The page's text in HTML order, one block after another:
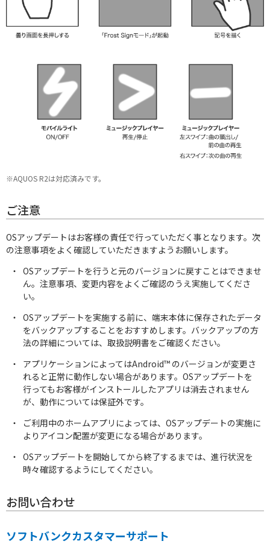
スマートフォンアクセサリー
※AQUOS R2は対応済みです。
ご注意
OSアップデートはお客様の責任で行っていただく事となります。次
の注意事項をよく確認していただきますようお願いします。
OSアップデートを行うと元のバージョンに戻すことはできませ
ん。注意事項、変更内容をよくご確認のうえ実施してくださ
い。
OSアップデートを実施する前に、端末本体に保存されたデータ
をバックアップすることをおすすめします。バックアップの方
法の詳細については、取扱説明書をご確認ください。
アプリケーションによってはAndroid™ のバージョンが変更さ
れると正常に動作しない場合があります。OSアップデートを
行ってもお客様がインストールしたアプリは消去されません
が、動作については保証外です。
ご利用中のホームアプリによっては、OSアップデートの実施に
よりアイコン配置が変更になる場合があります。
OSアップデートを開始してから終了するまでは、進行状況を
時々確認するようにしてください。
お問い合わせ
ソフトバンクカスタマーサポート